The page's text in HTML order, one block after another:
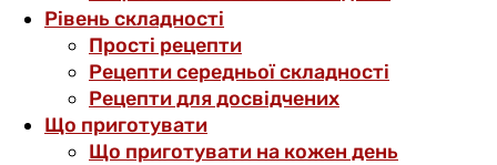
Рівень складності
Прості рецепти
Рецепти середньої складності
Рецепти для досвідчених
Що приготувати
Що приготувати на кожен день